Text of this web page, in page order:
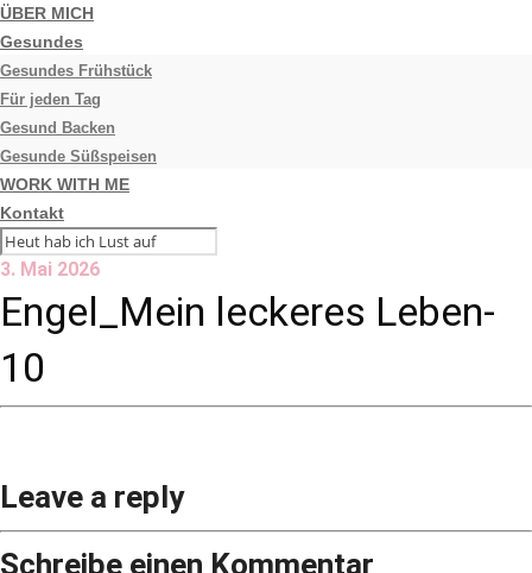
ÜBER MICH
Gesundes
Gesundes Frühstück
Für jeden Tag
Gesund Backen
Gesunde Süßspeisen
WORK WITH ME
Kontakt
3. Mai 2026
Engel_Mein leckeres Leben-
10
Leave a reply
Schreibe einen Kommentar